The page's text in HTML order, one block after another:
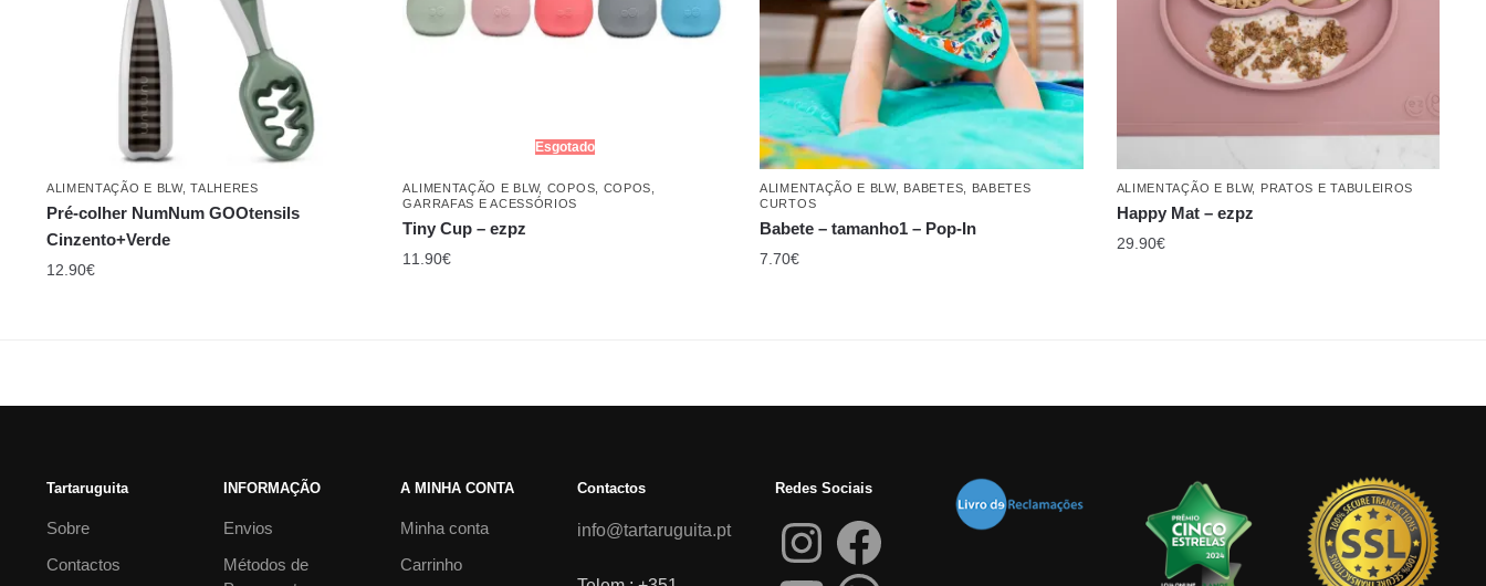
ALIMENTAÇÃO E BLW,TALHERES
Pré-colher NumNum GOOtensils
Cinzento+Verde
12.90€
Esgotado
ALIMENTAÇÃO E BLW, COPOS
COPOS,
GARRAFAS E ACESSÓRIOS
Tiny Cup – ezpz
11.90€
ALIMENTAÇÃO E BLW, BABETES
BABETES
CURTOS
Babete – tamanho1 – Pop-In
7.70€
ALIMENTAÇÃO E BLW, PRATOS E TABULEIROS
Happy Mat – ezpz
29.90€
Tartaruguita
Sobre
Contactos
INFORMAÇÃO
Envios
Métodos de
A MINHA CONTA
Minha conta
Carrinho
Contactos
info@tartaruguita.pt
Redes Sociais